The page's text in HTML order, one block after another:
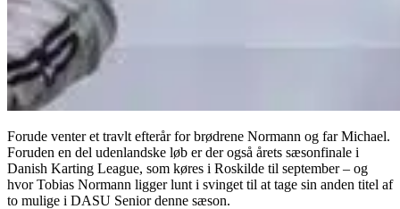
Forude venter et travlt efterår for brødrene Normann og far Michael.
Foruden en del udenlandske løb er der også årets sæsonfinale i
Danish Karting League, som køres i Roskilde til september – og
hvor Tobias Normann ligger lunt i svinget til at tage sin anden titel af
to mulige i DASU Senior denne sæson.